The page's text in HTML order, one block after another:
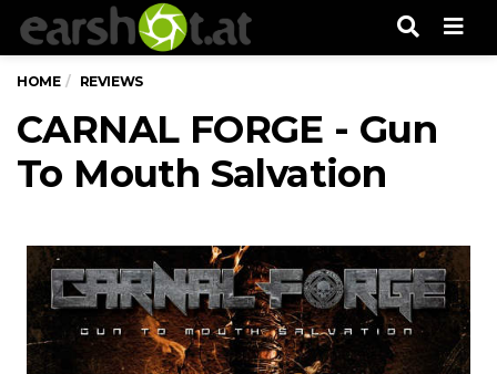
HOME REVIEWS
CARNAL FORGE - Gun
To Mouth Salvation